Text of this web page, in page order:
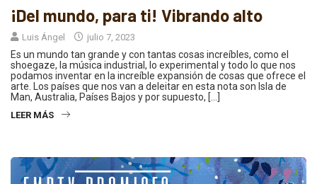
¡Del mundo, para ti! Vibrando alto
Luis Ángel julio 7, 2023
Es un mundo tan grande y con tantas cosas increíbles, como el
shoegaze, la música industrial, lo experimental y todo lo que nos
podamos inventar en la increíble expansión de cosas que ofrece el
arte. Los países que nos van a deleitar en esta nota son Isla de
Man, Australia, Países Bajos y por supuesto, […]
LEER MÁS